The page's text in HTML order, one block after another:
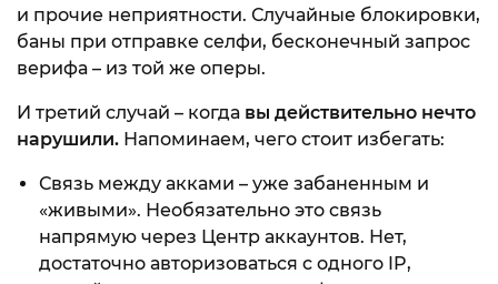
и прочие неприятности. Случайные блокировки,
баны при отправке селфи, бесконечный запрос
верифа – из той же оперы.
И третий случай – когда вы действительно нечто
нарушили. Напоминаем, чего стоит избегать:
Связь между акками – уже забаненным и
«живыми». Необязательно это связь
напрямую через Центр аккаунтов. Нет,
достаточно авторизоваться с одного IP,